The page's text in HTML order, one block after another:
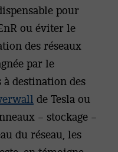
pour
ou éviter le
des réseaux
par le
destination des
de Tesla ou
– stockage –
du réseau, les